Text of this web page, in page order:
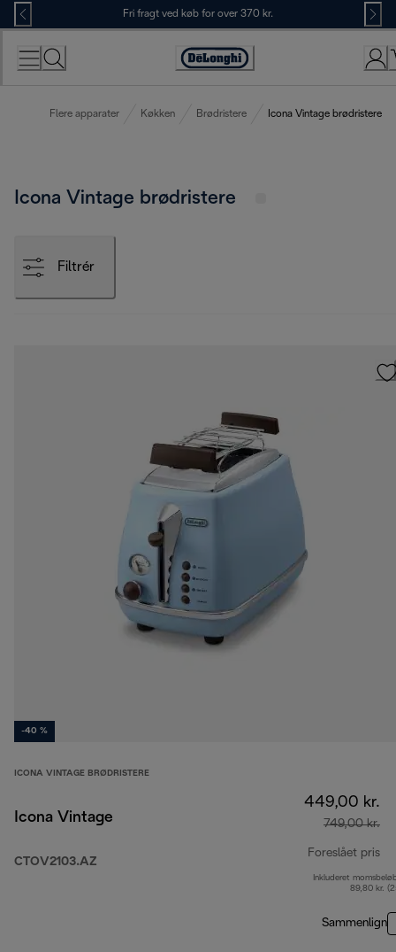
Skip
to
Content
Fri fragt ved køb for over 370 kr.
Accessibility
Flere apparater Køkken Brødristere Icona Vintage brødristere
Icona Vintage brødristere
Filtrér
-40 %
ICONA VINTAGE BRØDRISTERE
Icona Vintage
CTOV2103.AZ
449,00 kr.
749,00 kr.
Foreslået pris
Inkluderet
89,80 kr.
Sammenlign